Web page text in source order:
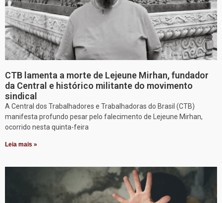
CTB lamenta a morte de Lejeune Mirhan, fundador
da Central e histórico militante do movimento
sindical
A Central dos Trabalhadores e Trabalhadoras do Brasil (CTB)
manifesta profundo pesar pelo falecimento de Lejeune Mirhan,
ocorrido nesta quinta-feira
Leia mais »